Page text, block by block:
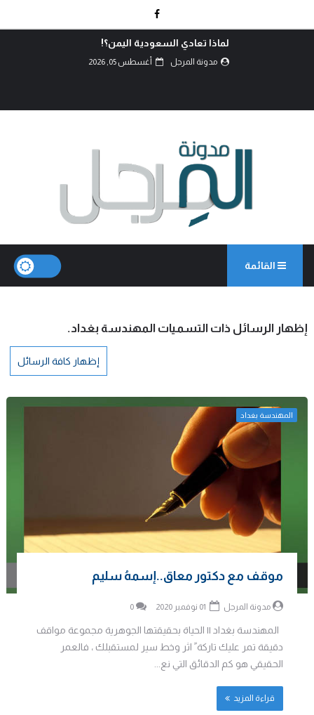
لماذا تعادي السعودية اليمن؟!
مدونة المرجل أغسطس 05, 2026
القائمة
‏إظهار الرسائل ذات التسميات المهندسة بغداد.
إظهار كافة الرسائل
المهندسة بغداد
موقف مع دكتور معاق..إسمهُ سليم
مدونة المرجل 0
المهندسة بغداد || الحياة بحقيقتها الجوهرية مجموعة مواقف
دقيقة تمر عليك تاركة ً اثر وخط سير لمستقبلك ، فالعمر
الحقيقي هو كم الدقائق التي نع...
قراءة المزيد